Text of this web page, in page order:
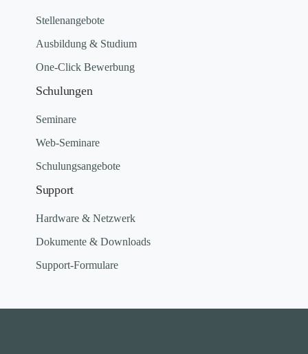
Stellenangebote
Ausbildung & Studium
One-Click Bewerbung
Schulungen
Seminare
Web-Seminare
Schulungsangebote
Support
Hardware & Netzwerk
Dokumente & Downloads
Support-Formulare